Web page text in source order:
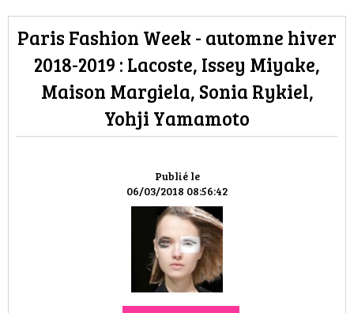
MODE DE RUE
JEUNES CRÉATEURS
HISTOIRE DES MARQUES
DÉCO
VOYAGES & LOISIRS
Publié le
06/03/2018 08:56:42
Paris Fashion Week - automne hiver
2018-2019 : Lacoste, Issey Miyake,
Maison Margiela, Sonia Rykiel,
Yohji Yamamoto